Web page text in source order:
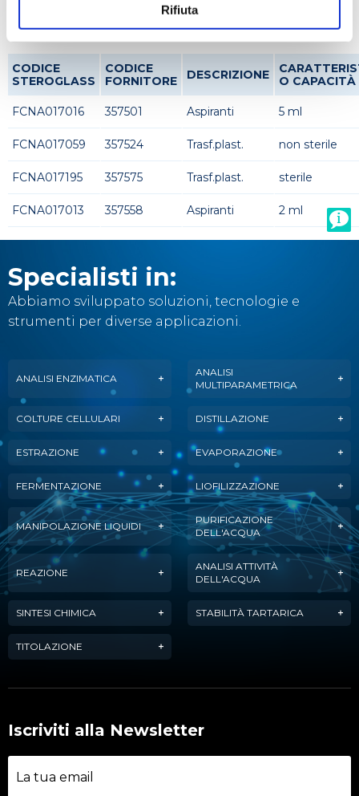
Rifiuta
Codici prodotto
CODICE
STEROGLASS
CODICE
FORNITORE
DESCRIZIONE
O CAPACITÀ
FCNA017016 357501 Aspiranti 5 ml
FCNA017059 357524 Trasf.plast. non sterile
FCNA017195 357575 Trasf.plast. sterile
FCNA017013 357558 Aspiranti 2 ml
Specialisti in:
Abbiamo sviluppato soluzioni, tecnologie e
strumenti per diverse applicazioni.
ANALISI ENZIMATICA
ANALISI
MULTIPARAMETRICA
COLTURE CELLULARI DISTILLAZIONE
ESTRAZIONE EVAPORAZIONE
FERMENTAZIONE LIOFILIZZAZIONE
MANIPOLAZIONE LIQUIDI
PURIFICAZIONE
DELL'ACQUA
REAZIONE
ANALISI ATTIVITÀ
DELL'ACQUA
SINTESI CHIMICA STABILITÀ TARTARICA
TITOLAZIONE
Iscriviti alla Newsletter